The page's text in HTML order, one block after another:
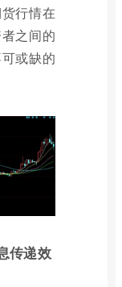
行情在
之间的
或缺的
传递效